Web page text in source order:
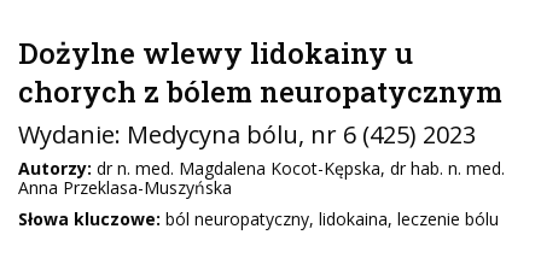
Dożylne wlewy lidokainy u
chorych z bólem neuropatycznym
Wydanie: Medycyna bólu, nr 6 (425) 2023
Autorzy: dr n. med. Magdalena Kocot-Kępska, dr hab. n. med.
Anna Przeklasa-Muszyńska
Słowa kluczowe: ból neuropatyczny, lidokaina, leczenie bólu